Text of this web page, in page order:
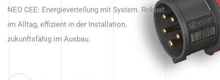
beginnt hier.
NEO CEE: Energieverteilung mit System. Robust
im Alltag, effizient in der Installation,
zukunftsfähig im Ausbau.
Anwendungen – robust, IP-geschützt und
zukunftsfähig.